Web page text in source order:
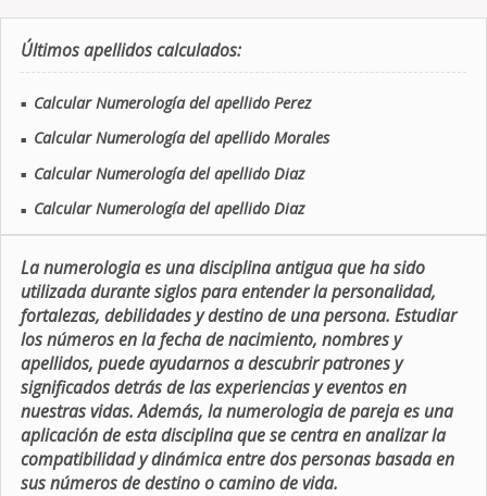
Últimos apellidos calculados:
■ Calcular Numerología del apellido Perez
■ Calcular Numerología del apellido Morales
■ Calcular Numerología del apellido Diaz
■ Calcular Numerología del apellido Diaz
La numerologia es una disciplina antigua que ha sido
utilizada durante siglos para entender la personalidad,
fortalezas, debilidades y destino de una persona. Estudiar
los números en la fecha de nacimiento, nombres y
apellidos, puede ayudarnos a descubrir patrones y
significados detrás de las experiencias y eventos en
nuestras vidas. Además, la numerologia de pareja es una
aplicación de esta disciplina que se centra en analizar la
compatibilidad y dinámica entre dos personas basada en
sus números de destino o camino de vida.